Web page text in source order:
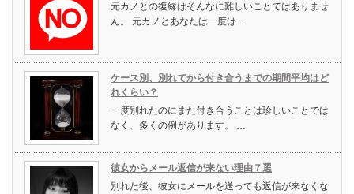
元カノとの復縁はそんなに難しいことではありませ
ん。 元カノとあなたは一度は…
ケース別、別れてから付き合うまでの期間平均はど
れくらい？
一度別れたのにまた付き合うことは珍しいことでは
なく、多くの例があります。 …
彼女からメール返信が来ない理由７選
別れた後、彼女にメールを送っても返信が来なくな